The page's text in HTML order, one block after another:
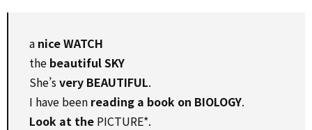
a nice WATCH
the beautiful SKY
She’s very BEAUTIFUL.
I have been reading a book on BIOLOGY.
Look at the PICTURE*.